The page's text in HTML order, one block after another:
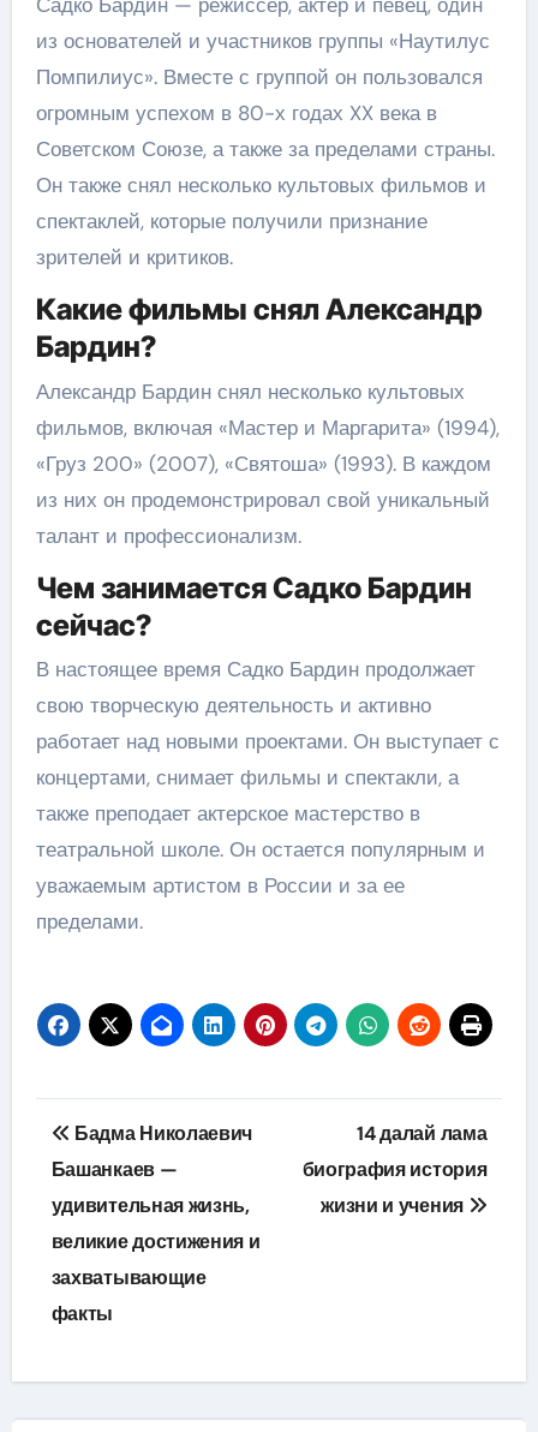
из основателей и участников группы «Наутилус
Помпилиус». Вместе с группой он пользовался
огромным успехом в 80-х годах XX века в
Советском Союзе, а также за пределами страны.
Он также снял несколько культовых фильмов и
спектаклей, которые получили признание
зрителей и критиков.
Какие фильмы снял Александр
Бардин?
Александр Бардин снял несколько культовых
фильмов, включая «Мастер и Маргарита» (1994),
«Груз 200» (2007), «Святоша» (1993). В каждом
из них он продемонстрировал свой уникальный
талант и профессионализм.
Чем занимается Садко Бардин
сейчас?
В настоящее время Садко Бардин продолжает
свою творческую деятельность и активно
работает над новыми проектами. Он выступает с
концертами, снимает фильмы и спектакли, а
также преподает актерское мастерство в
театральной школе. Он остается популярным и
уважаемым артистом в России и за ее
пределами.
Навигация
по
записям
Бадма Николаевич
Башанкаев —
удивительная жизнь,
великие достижения и
захватывающие
факты
14 далай лама
биография история
жизни и учения